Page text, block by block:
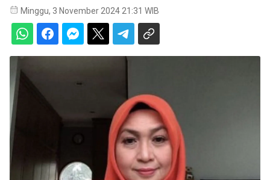
Minggu, 3 November 2024 21:31 WIB